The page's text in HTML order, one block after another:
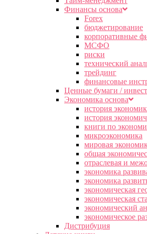
Финансы основа
Forex
бюджетирование
корпоративные
МСФО
риски
технический
трейдинг
финансовые
Ценные бумаги /
Экономика основа
история
история
книги по
микроэкономика
мировая
общая
отраслевая и
экономика
экономика
экономическая
экономическая
экономический
экономическое
Дистрибуция